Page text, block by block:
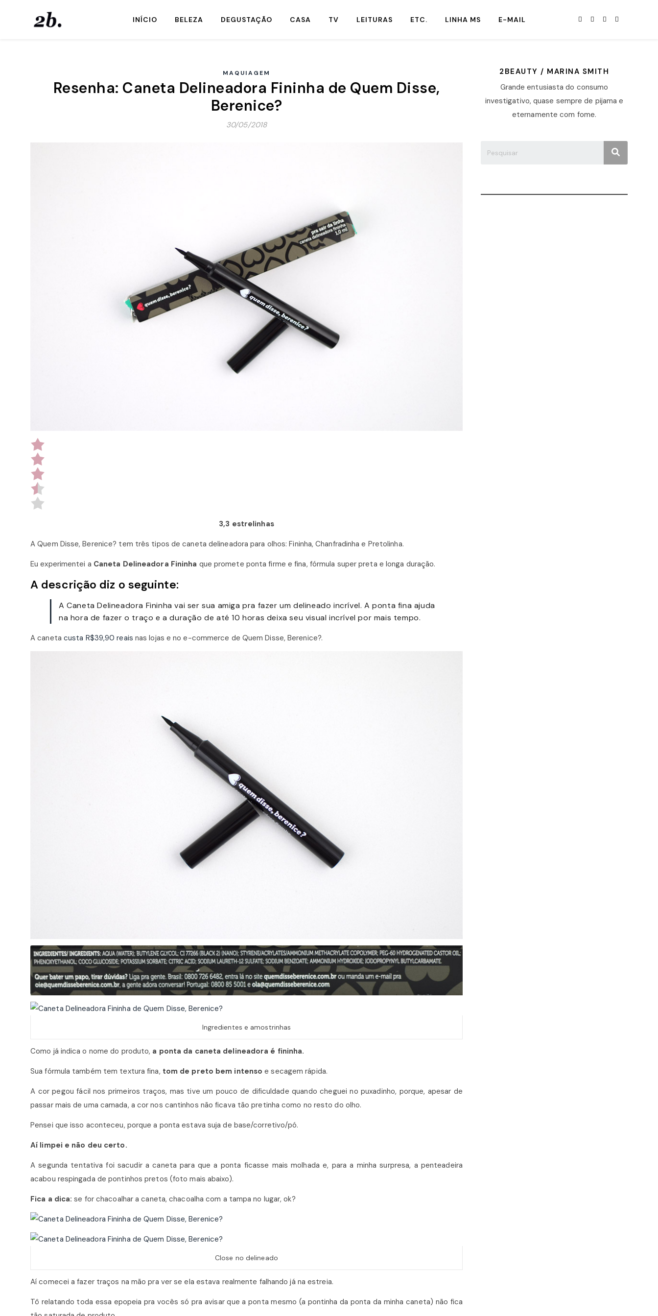
INÍCIO BELEZA DEGUSTAÇÃO CASA TV LEITURAS ETC. LINHA MS E-MAIL
MAQUIAGEM
Resenha: Caneta Delineadora Fininha de Quem Disse,
Berenice?
30/05/2018
3,3 estrelinhas
A Quem Disse, Berenice? tem três tipos de caneta delineadora para olhos: Fininha, Chanfradinha e Pretolinha.
Eu experimentei a Caneta Delineadora Fininha que promete ponta firme e fina, fórmula super preta e longa duração.
A descrição diz o seguinte:
A Caneta Delineadora Fininha vai ser sua amiga pra fazer um delineado incrível. A ponta fina ajuda
na hora de fazer o traço e a duração de até 10 horas deixa seu visual incrível por mais tempo.
A caneta custa R$39,90 reais nas lojas e no e-commerce de Quem Disse, Berenice?.
Ingredientes e amostrinhas
Como já indica o nome do produto, a ponta da caneta delineadora é fininha.
Sua fórmula também tem textura fina, tom de preto bem intenso e secagem rápida.
A cor pegou fácil nos primeiros traços, mas tive um pouco de dificuldade quando cheguei no puxadinho, porque, apesar de
passar mais de uma camada, a cor nos cantinhos não ficava tão pretinha como no resto do olho.
Pensei que isso aconteceu, porque a ponta estava suja de base/corretivo/pó.
Aí limpei e não deu certo.
A segunda tentativa foi sacudir a caneta para que a ponta ficasse mais molhada e, para a minha surpresa, a penteadeira
acabou respingada de pontinhos pretos (foto mais abaixo).
Fica a dica: se for chacoalhar a caneta, chacoalha com a tampa no lugar, ok?
Close no delineado
Aí comecei a fazer traços na mão pra ver se ela estava realmente falhando já na estreia.
Tô relatando toda essa epopeia pra vocês só pra avisar que a ponta mesmo (a pontinha da ponta da minha caneta) não fica
2BEAUTY / MARINA SMITH
Grande entusiasta do consumo
investigativo, quase sempre de pijama e
eternamente com fome.